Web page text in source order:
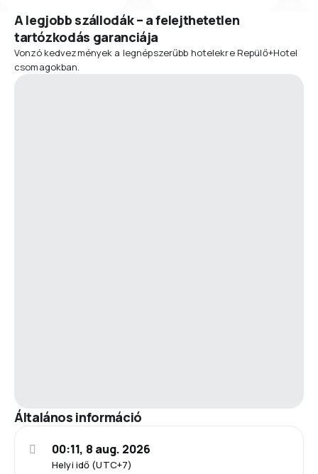
A legjobb szállodák – a felejthetetlen
tartózkodás garanciája
Vonzó kedvezmények a legnépszerűbb hotelekre Repülő+Hotel
csomagokban.
Általános információ
Helyi idő (UTC+7)
00:11, 8 aug. 2026